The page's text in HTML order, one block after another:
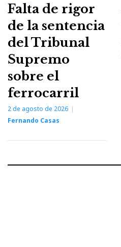
Falta de rigor
de la sentencia
del Tribunal
Supremo
sobre el
ferrocarril
2 de agosto de 2026
Fernando Casas